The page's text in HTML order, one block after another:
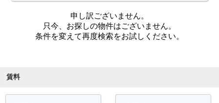
申し訳ございません。
只今、お探しの物件はございません。
条件を変えて再度検索をお試しください。
賃料